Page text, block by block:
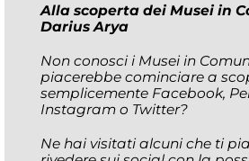
Alla scoperta dei Musei in
Darius Arya
Non conosci i Musei in
piacerebbe cominciare a
semplicemente Facebook,
Instagram o Twitter?
Ne hai visitati alcuni che ti